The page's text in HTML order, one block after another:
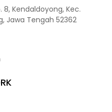
8, Kendaldoyong, Kec.
Jawa Tengah 52362